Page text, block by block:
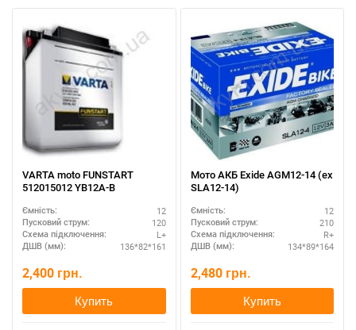
VARTA moto FUNSTART
512015012 YB12A-B
Ємність: 12
Пусковий струм: 120
Схема підключення: L+
ДШВ (мм): 136*82*161
2,400 грн.
Купить
Мото АКБ Exide AGM12-14 (ex
SLA12-14)
Ємність: 12
Пусковий струм: 210
Схема підключення: R+
ДШВ (мм): 134*89*164
2,480 грн.
Купить